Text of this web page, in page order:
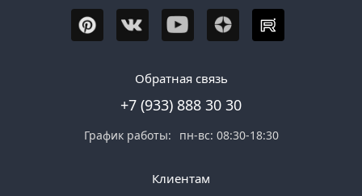
Обратная связь
+7 (933) 888 30 30
График работы: пн-вс: 08:30-18:30
Клиентам